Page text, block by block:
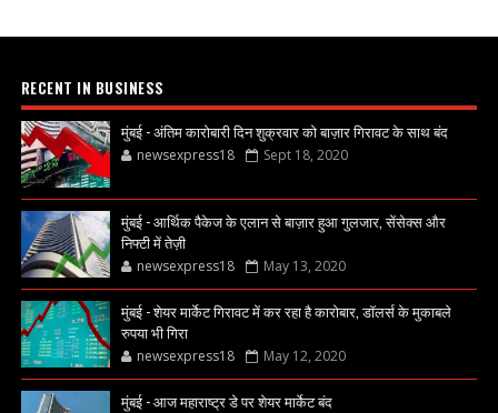
RECENT IN BUSINESS
मुंबई - अंतिम कारोबारी दिन शुक्रवार को बाज़ार गिरावट के साथ बंद
newsexpress18 Sept 18, 2020
मुंबई - आर्थिक पैकेज के एलान से बाज़ार हुआ गुलजार, सेंसेक्स और
निफ्टी में तेज़ी
newsexpress18 May 13, 2020
मुंबई - शेयर मार्केट गिरावट में कर रहा है कारोबार, डॉलर्स के मुकाबले
रुपया भी गिरा
newsexpress18 May 12, 2020
मुंबई - आज महाराष्ट्र डे पर शेयर मार्केट बंद